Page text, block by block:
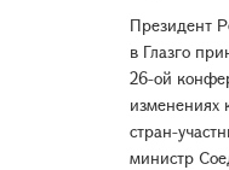
Президент
в Глазго
26-ой
изменениях
стран-
министр